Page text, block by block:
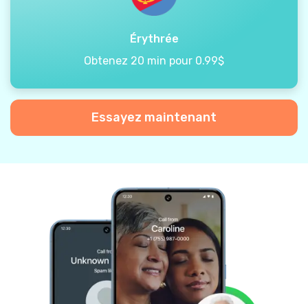
Érythrée
Obtenez 20 min pour 0.99$
Essayez maintenant